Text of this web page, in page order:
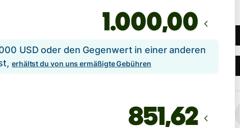
,00
USD oder den Gegenwert in einer anderen
erhältst du von uns ermäßigte Gebühren